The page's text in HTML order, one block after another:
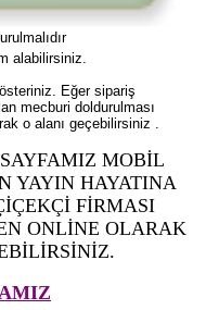
alabilirsiniz.
Eğer sipariş
mecburi doldurulması
o alanı geçebilirsiniz .
MOBİL
YAYIN HAYATINA
FİRMASI
ONLİNE OLARAK